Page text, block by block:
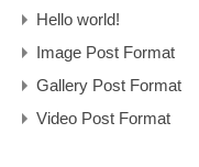
Hello world!
Image Post Format
Gallery Post Format
Video Post Format